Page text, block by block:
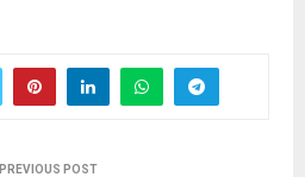
PREVIOUS POST